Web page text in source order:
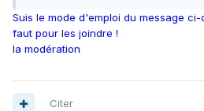
Suis le mode d'emploi du message
faut pour les joindre !
la modération
Citer